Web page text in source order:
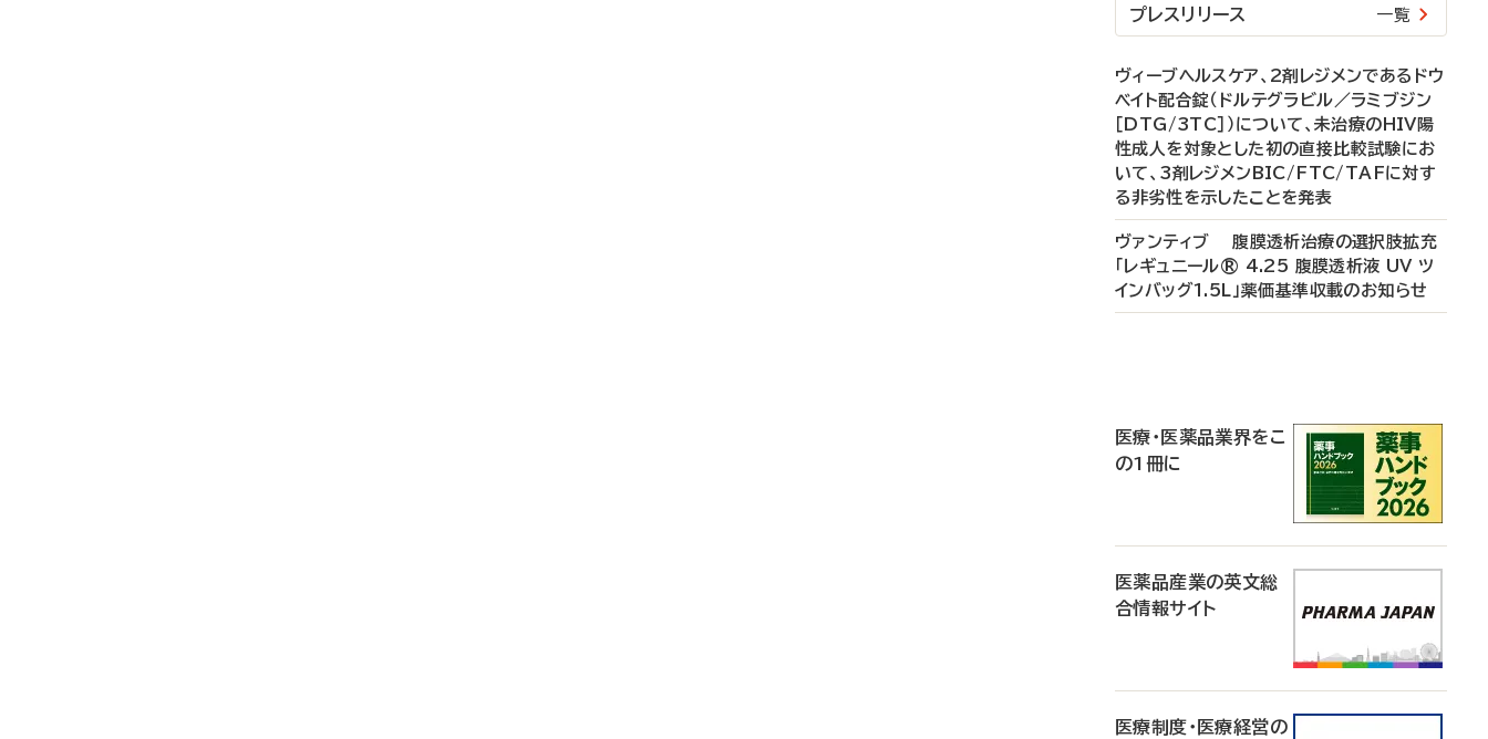
プレスリリース 一覧
ヴィーブヘルスケア、2剤レジメンであるドウ
ベイト配合錠（ドルテグラビル／ラミブジン
［DTG/3TC］）について、未治療のHIV陽
性成人を対象とした初の直接比較試験にお
いて、3剤レジメンBIC/FTC/TAFに対す
る非劣性を示したことを発表
ヴァンティブ 腹膜透析治療の選択肢拡充
「レギュニール® 4.25 腹膜透析液 UV ツ
インバッグ1.5L」薬価基準収載のお知らせ
医療・医薬品業界をこ
の1冊に
医薬品産業の英文総
合情報サイト
医療制度・医療経営の